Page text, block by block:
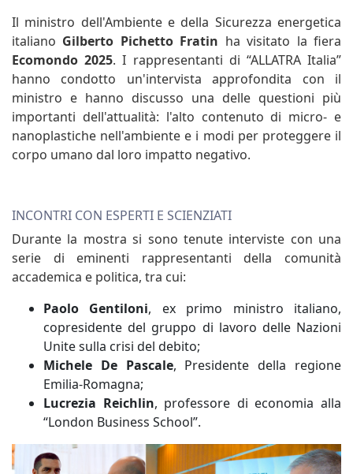
Il ministro dell'Ambiente e della Sicurezza energetica
italiano Gilberto Pichetto Fratin ha visitato la fiera
Ecomondo 2025. I rappresentanti di “ALLATRA Italia”
hanno condotto un'intervista approfondita con il
ministro e hanno discusso una delle questioni più
importanti dell'attualità: l'alto contenuto di micro- e
nanoplastiche nell'ambiente e i modi per proteggere il
corpo umano dal loro impatto negativo.
INCONTRI CON ESPERTI E SCIENZIATI
Durante la mostra si sono tenute interviste con una
serie di eminenti rappresentanti della comunità
accademica e politica, tra cui:
Paolo Gentiloni, ex primo ministro italiano,
copresidente del gruppo di lavoro delle Nazioni
Unite sulla crisi del debito;
Michele De Pascale, Presidente della regione
Emilia-Romagna;
Lucrezia Reichlin, professore di economia alla
“London Business School”.